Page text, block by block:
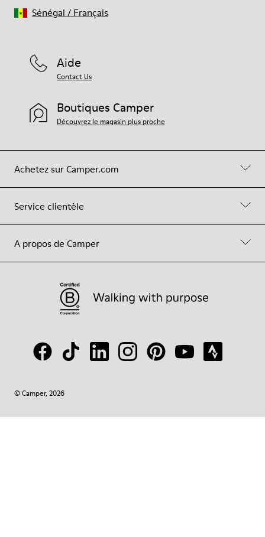
Achetez sur Camper.com
Service clientèle
A propos de Camper
Aide
Contact Us
Boutiques Camper
Découvrez le magasin plus proche
© Camper, 2026
Sénégal / Français